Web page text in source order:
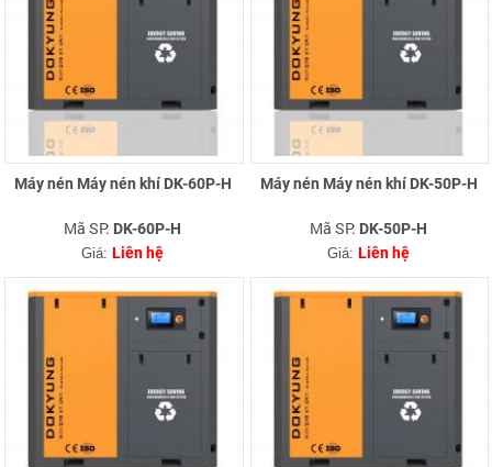
Máy nén Máy nén khí DK-60P-H
Mã SP: DK-60P-H
Giá: Liên hệ
Máy nén Máy nén khí DK-50P-H
Mã SP: DK-50P-H
Giá: Liên hệ